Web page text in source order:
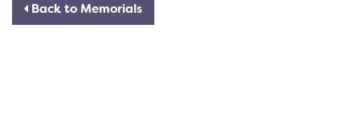
Back to Memorials